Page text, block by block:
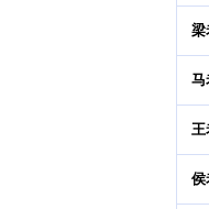
梁
马
王
侯